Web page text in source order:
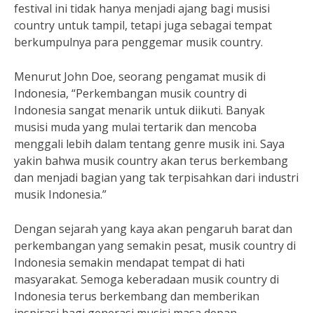
festival ini tidak hanya menjadi ajang bagi musisi
country untuk tampil, tetapi juga sebagai tempat
berkumpulnya para penggemar musik country.
Menurut John Doe, seorang pengamat musik di
Indonesia, “Perkembangan musik country di
Indonesia sangat menarik untuk diikuti. Banyak
musisi muda yang mulai tertarik dan mencoba
menggali lebih dalam tentang genre musik ini. Saya
yakin bahwa musik country akan terus berkembang
dan menjadi bagian yang tak terpisahkan dari industri
musik Indonesia.”
Dengan sejarah yang kaya akan pengaruh barat dan
perkembangan yang semakin pesat, musik country di
Indonesia semakin mendapat tempat di hati
masyarakat. Semoga keberadaan musik country di
Indonesia terus berkembang dan memberikan